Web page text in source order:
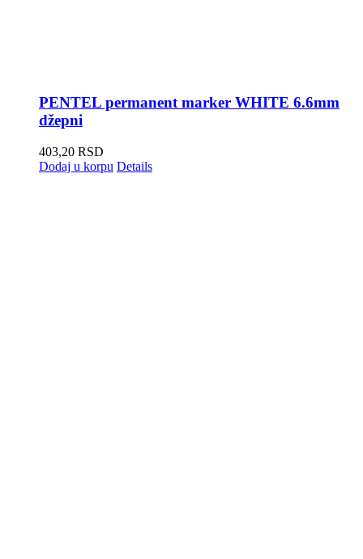
PENTEL permanent marker WHITE 6.6mm
džepni
403,20 RSD
Dodaj u korpu Details